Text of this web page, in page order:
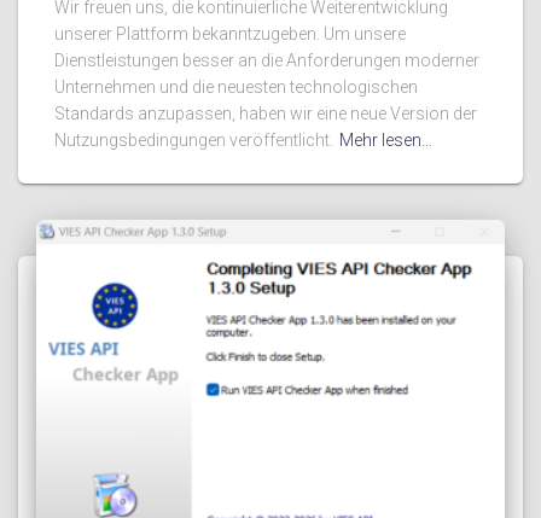
Wir freuen uns, die kontinuierliche Weiterentwicklung
unserer Plattform bekanntzugeben. Um unsere
Dienstleistungen besser an die Anforderungen moderner
Unternehmen und die neuesten technologischen
Standards anzupassen, haben wir eine neue Version der
Nutzungsbedingungen veröffentlicht. Mehr lesen…